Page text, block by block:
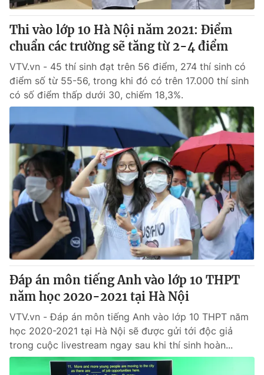
Thi vào lớp 10 Hà Nội năm 2021: Điểm
chuẩn các trường sẽ tăng từ 2-4 điểm
VTV.vn - 45 thí sinh đạt trên 56 điểm, 274 thí sinh có
điểm số từ 55-56, trong khi đó có trên 17.000 thí sinh
có số điểm thấp dưới 30, chiếm 18,3%.
Đáp án môn tiếng Anh vào lớp 10 THPT
năm học 2020-2021 tại Hà Nội
VTV.vn - Đáp án môn tiếng Anh vào lớp 10 THPT năm
học 2020-2021 tại Hà Nội sẽ được gửi tới độc giả
trong cuộc livestream ngay sau khi thí sinh hoàn...